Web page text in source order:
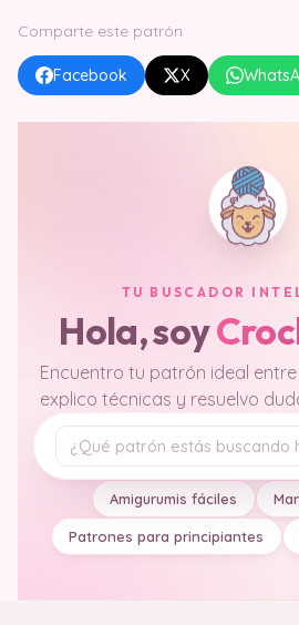
Comparte este patrón
Facebook X
TU BUSCADOR
Hola, soy
Encuentro tu patrón ideal entre
explico técnicas y resuelvo
Tu pregunta
Amigurumis fáciles
Patrones para principiantes